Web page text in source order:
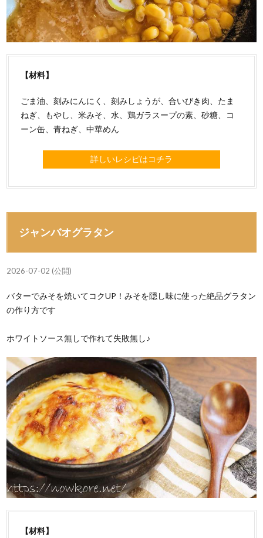
【材料】
ごま油、刻みにんにく、刻みしょうが、合いびき肉、たま
ねぎ、もやし、米みそ、水、鶏ガラスープの素、砂糖、コ
ーン缶、青ねぎ、中華めん
詳しいレシピはコチラ
ジャンバオグラタン
2026-07-02 (公開)
バターでみそを焼いてコクUP！みそを隠し味に使った絶品グラタン
の作り方です
ホワイトソース無しで作れて失敗無し♪
【材料】